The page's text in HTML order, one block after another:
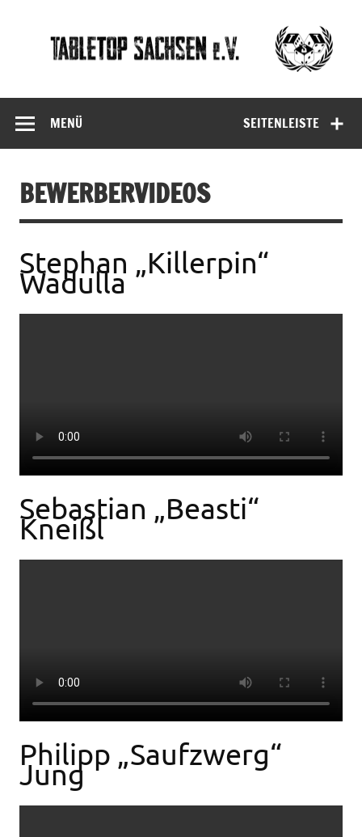
Sachsen
SEITENLEISTE
MENÜ
BEWERBERVIDEOS
Stephan „Killerpin“
Wadulla
Sebastian „Beasti“
Kneißl
Philipp „Saufzwerg“
Jung